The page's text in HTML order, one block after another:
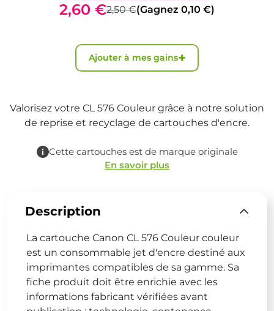
2,60 €2,50 €(Gagnez 0,10 €)
Ajouter à mes gains+
Valorisez votre CL 576 Couleur grâce à notre solution
de reprise et recyclage de cartouches d'encre.
Cette cartouches est de marque originale
En savoir plus
Description
La cartouche Canon CL 576 Couleur couleur
est un consommable jet d'encre destiné aux
imprimantes compatibles de sa gamme. Sa
fiche produit doit être enrichie avec les
informations fabricant vérifiées avant